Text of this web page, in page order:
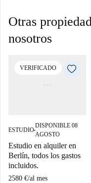
Otras
nosotros
VERIFICADO
ESTUDIO■
DISPONIBLE 08
AGOSTO
Estudio en alquiler en
Berlín, todos los gastos
incluidos.
2580 €/al mes